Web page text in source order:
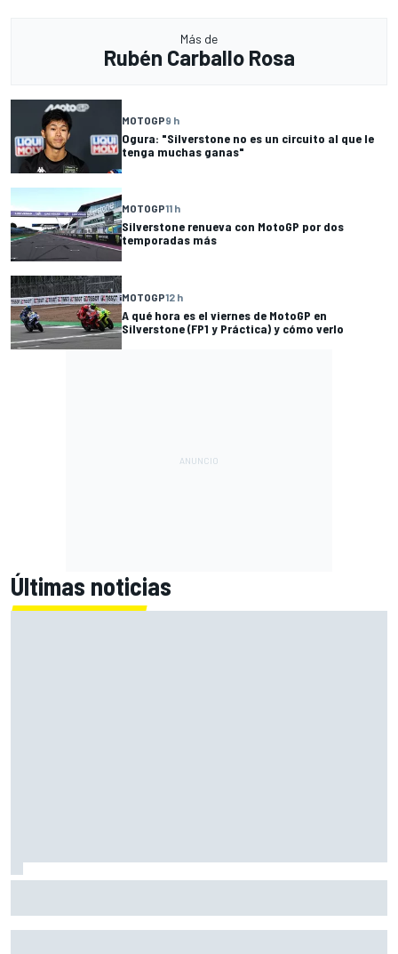
Más de
Rubén Carballo Rosa
MOTOGP9 h
Ogura: "Silverstone no es un circuito al que le
tenga muchas ganas"
MOTOGP11 h
Silverstone renueva con MotoGP por dos
temporadas más
MOTOGP12 h
A qué hora es el viernes de MotoGP en
Silverstone (FP1 y Práctica) y cómo verlo
Últimas noticias